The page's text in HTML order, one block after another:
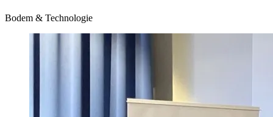
Bodem & Technologie